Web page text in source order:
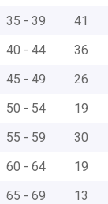
35 - 39
41
40 - 44
36
45 - 49
26
50 - 54
19
55 - 59
30
60 - 64
19
65 - 69
13